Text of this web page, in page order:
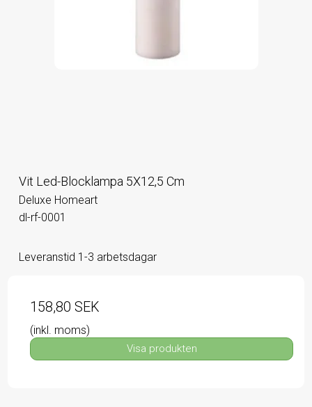
Vit Led-Blocklampa 5X12,5 Cm
Deluxe Homeart
dl-rf-0001
Leveranstid 1-3 arbetsdagar
158,80 SEK
(inkl. moms)
Visa produkten